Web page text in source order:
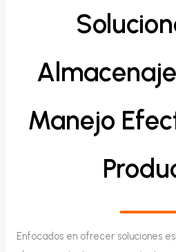
Manejo
Enfocados en ofrecer soluciones